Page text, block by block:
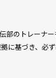
部のトレーナー
に基づき、必